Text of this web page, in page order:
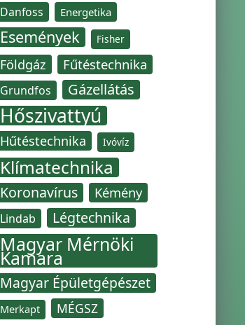
Danfoss Energetika
Események Fisher
Földgáz Fűtéstechnika
Grundfos Gázellátás
Hőszivattyú
Hűtéstechnika Ivóvíz
Klímatechnika
Koronavírus Kémény
Lindab Légtechnika
Magyar Mérnöki
Kamara
Magyar Épületgépészet
Merkapt MÉGSZ